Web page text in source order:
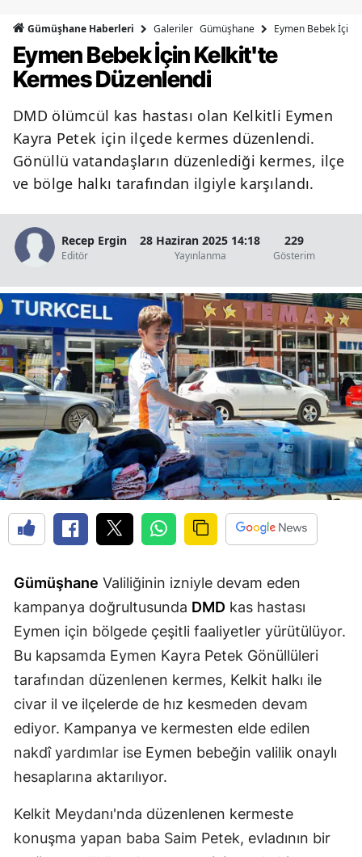
Bingöl
Bitlis
Bolu
Bursa
Çanakkale
Çankırı
Denizli
Diyarbakır
Edirne
Elazığ
Erzincan
Erzurum
Eskişehir
Gaziantep
Giresun
Gümüşhane
Hakkari
Hatay
Isparta
Mersin
İzmir
Kars
Gümüşhane Haberleri Galeriler Gümüşhane Eymen Bebek İçin
Eymen Bebek İçin Kelkit'te
Kermes Düzenlendi
DMD ölümcül kas hastası olan Kelkitli Eymen
Kayra Petek için ilçede kermes düzenlendi.
Gönüllü vatandaşların düzenlediği kermes, ilçe
ve bölge halkı tarafından ilgiyle karşılandı.
Recep Ergin
Editör
28 Haziran 2025 14:18
Yayınlanma
229
Gösterim
Gümüşhane Valiliğinin izniyle devam eden
kampanya doğrultusunda DMD kas hastası
Eymen için bölgede çeşitli faaliyetler yürütülüyor.
Bu kapsamda Eymen Kayra Petek Gönüllüleri
tarafından düzenlenen kermes, Kelkit halkı ile
civar il ve ilçelerde de hız kesmeden devam
ediyor. Kampanya ve kermesten elde edilen
nakdî yardımlar ise Eymen bebeğin valilik onaylı
hesaplarına aktarılıyor.
Kelkit Meydanı'nda düzenlenen kermeste
konuşma yapan baba Saim Petek, evladının bir